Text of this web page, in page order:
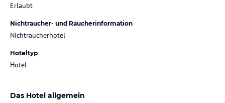
Erlaubt
Nichtraucher- und Raucherinformation
Nichtraucherhotel
Hoteltyp
Hotel
Das Hotel allgemein